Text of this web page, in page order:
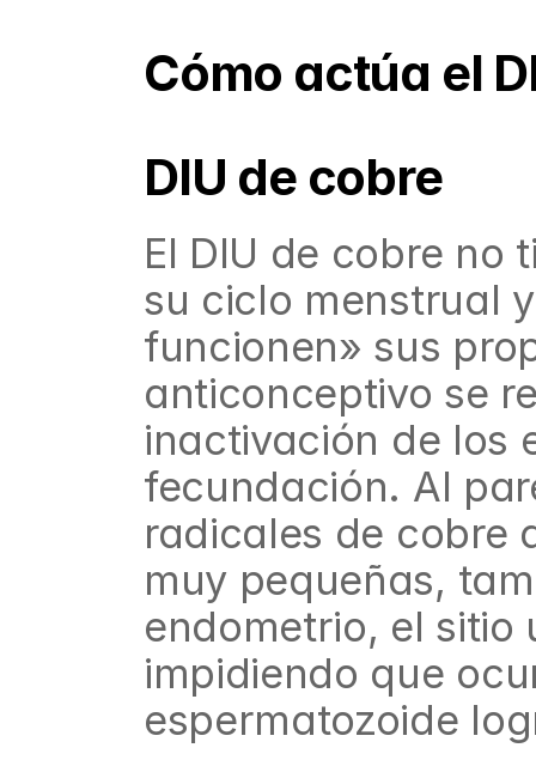
Cómo actúa el
DIU de cobre
El DIU de cobre no
su ciclo menstrual
funcionen» sus
anticonceptivo se
inactivación de los
fecundación. Al
radicales de cobre
muy pequeñas,
endometrio, el sitio
impidiendo que
espermatozoide